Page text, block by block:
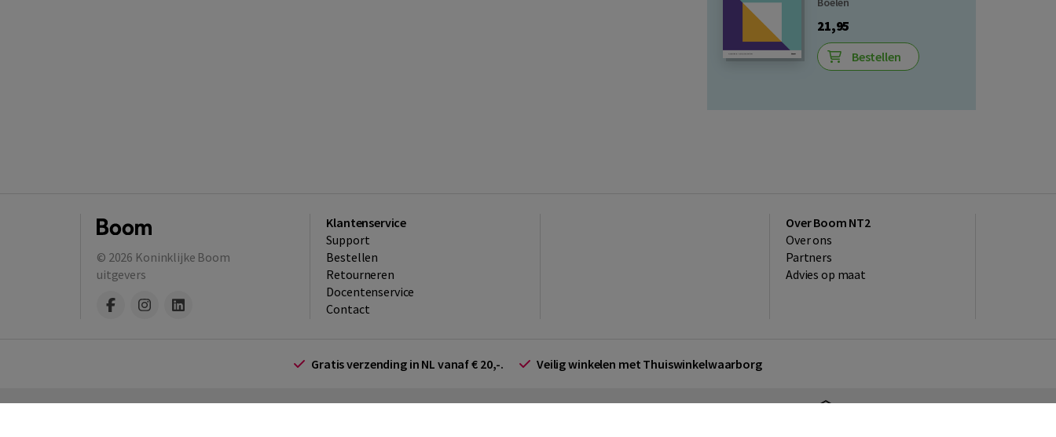
21,95
Bestellen
© 2026 Koninklijke Boom
uitgevers
Klantenservice
Support
Bestellen
​Retourneren
Docentenservice
Contact
Over Boom NT2
Over ons
Partners
Advies op maat
Gratis verzending in NL vanaf € 20,-. Veilig winkelen met Thuiswinkelwaarborg